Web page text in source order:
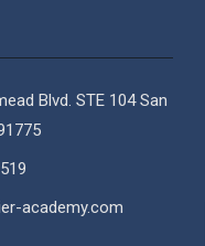
Blvd. STE 104 San
academy.com